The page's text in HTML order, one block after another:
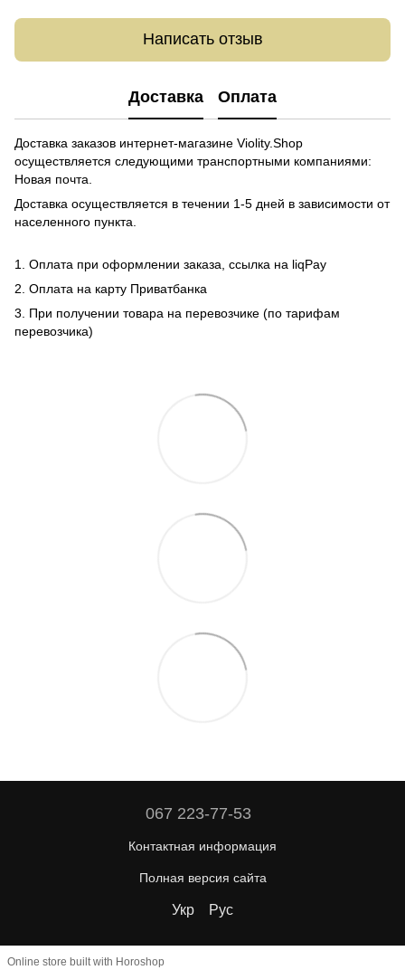
Написать отзыв
Доставка Оплата
Доставка заказов интернет-магазине Violity.Shop
осуществляется следующими транспортными компаниями:
Новая почта.
Доставка осуществляется в течении 1-5 дней в зависимости от
населенного пункта.
1. Оплата при оформлении заказа, ссылка на liqPay
2. Оплата на карту Приватбанка
3. При получении товара на перевозчике (по тарифам
перевозчика)
067 223-77-53
Контактная информация
Полная версия сайта
Укр Рус
Online store built with Horoshop